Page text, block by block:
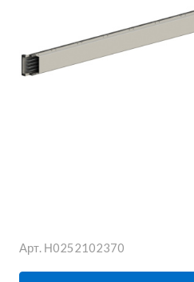
Арт. Н0252102370